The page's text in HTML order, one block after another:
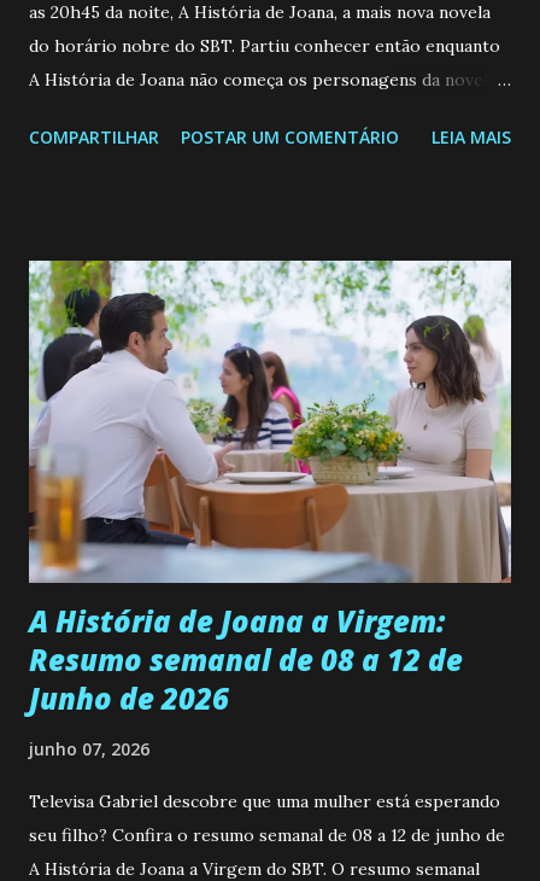
as 20h45 da noite, A História de Joana, a mais nova novela
do horário nobre do SBT. Partiu conhecer então enquanto
A História de Joana não começa os personagens da novela?
de 25/05/26 a 31/05/26 JOANA GUADALUPE (Camila
permanecer virgem até encontrar o homem que realmente
ama, o que não é fácil, já que dedica todas as suas energias a
se aprimorar, trabalhando, estudando e se orgulhando de
ser a primeira mulher da família a ingressar na
universidade. Ela tem uma personalidade muito alegre, é
muito madura para a idade, determinada, criativa e
empática. Detesta injustiças e é uma ótima amiga. Pode ser
teimosa e muito persistente quando decide fazer algo.
Durante um exame ginecológico, ela é inseminada por eng...
COMPARTILHAR POSTAR UM COMENTÁRIO LEIA MAIS
A História de Joana a Virgem:
Resumo semanal de 08 a 12 de
Junho de 2026
junho 07, 2026
Televisa Gabriel descobre que uma mulher está esperando
seu filho? Confira o resumo semanal de 08 a 12 de junho de
A História de Joana a Virgem do SBT. O resumo semanal